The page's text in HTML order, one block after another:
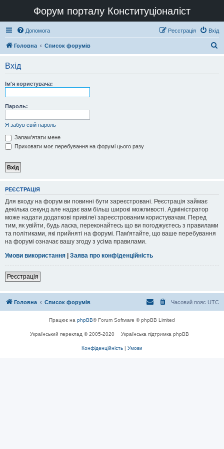
Форум порталу Конституціоналіст
Допомога Вхід
Реєстрація
Головна Список форумів
Вхід
Ім'я користувача:
Пароль:
Я забув свій пароль
Запам'ятати мене
Приховати моє перебування на форумі цього разу
РЕЄСТРАЦІЯ
Для входу на форум ви повинні бути зареєстровані. Реєстрація займає
декілька секунд але надає вам більш широкі можливості. Адміністратор
може надати додаткові привілеї зареєстрованим користувачам. Перед
тим, як увійти, будь ласка, переконайтесь що ви погоджуєтесь з правилами
та політиками, які прийняті на форумі. Пам'ятайте, що ваше перебування
на форумі означає вашу згоду з усіма правилами.
Умови використання | Заява про конфіденційність
Реєстрація
Головна Список форумів Часовий пояс UTC
Працює на phpBB® Forum Software © phpBB Limited
Український переклад © 2005-2020 Українська підтримка phpBB
Конфіденційність | Умови